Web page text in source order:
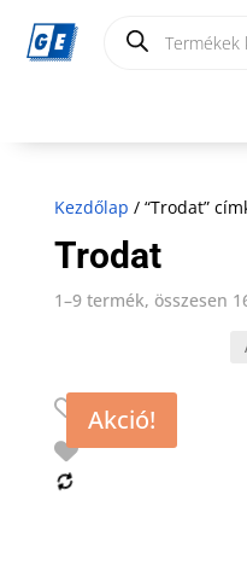
search
Kezdőlap / “Trodat”
Trodat
1–9 termék, összesen
Akció!